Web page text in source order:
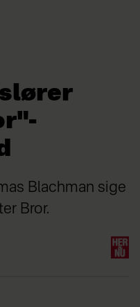
Blachman sige
Bror.